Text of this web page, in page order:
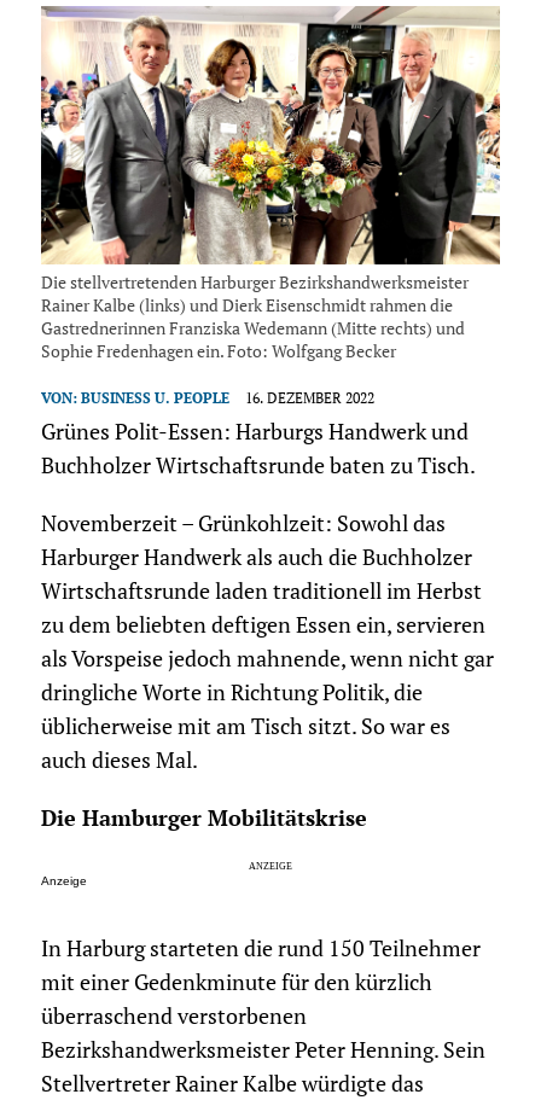
Die stellvertretenden Harburger Bezirkshandwerksmeister
Rainer Kalbe (links) und Dierk Eisenschmidt rahmen die
Gastrednerinnen Franziska Wedemann (Mitte rechts) und
Sophie Fredenhagen ein. Foto: Wolfgang Becker
VON: BUSINESS U. PEOPLE 16. DEZEMBER 2022
Grünes Polit-Essen: Harburgs Handwerk und
Buchholzer Wirtschaftsrunde baten zu Tisch.
Novemberzeit – Grünkohlzeit: Sowohl das
Harburger Handwerk als auch die Buchholzer
Wirtschaftsrunde laden traditionell im Herbst
zu dem beliebten deftigen Essen ein, servieren
als Vorspeise jedoch mahnende, wenn nicht gar
dringliche Worte in Richtung Politik, die
üblicherweise mit am Tisch sitzt. So war es
auch dieses Mal.
Die Hamburger Mobilitätskrise
Anzeige
In Harburg starteten die rund 150 Teilnehmer
mit einer Gedenkminute für den kürzlich
überraschend verstorbenen
Bezirkshandwerksmeister Peter Henning. Sein
Stellvertreter Rainer Kalbe würdigte das